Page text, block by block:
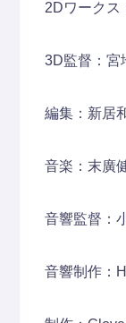
2Dワークス
3D監督：宮
編集：新居
音楽：末廣
音響監督：
音響制作：